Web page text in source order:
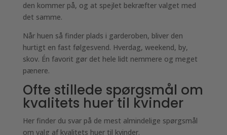
den kommer på, og at spejlet bekræfter valget med
det samme.
Når huen så finder plads i garderoben, bliver den
hurtigt en fast følgesvend. Hverdag, weekend, by,
skov. Én favorit gør det hele lidt nemmere og meget
pænere.
Ofte stillede spørgsmål om
kvalitets huer til kvinder
Her finder du svar på de mest almindelige spørgsmål
om valg af kvalitets huer til kvinder.